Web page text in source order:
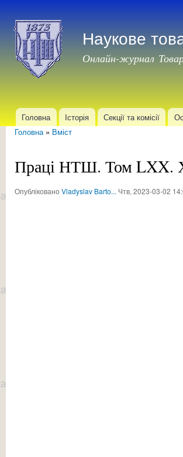
Наукове
Онлайн-журнал
Головне меню
Головна Історія Секції та комісії
Головна» Вміст
Праці НТШ. Том LXX.
Опубліковано Vladyslav Barto... Чтв, 2023-03-02